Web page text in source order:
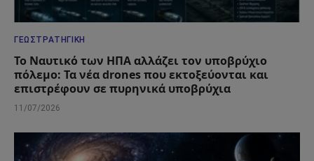
ΓΕΩΣΤΡΑΤΗΓΙΚΉ
Το Ναυτικό των ΗΠΑ αλλάζει τον υποβρύχιο
πόλεμο: Τα νέα drones που εκτοξεύονται και
επιστρέφουν σε πυρηνικά υποβρύχια
11/07/2026